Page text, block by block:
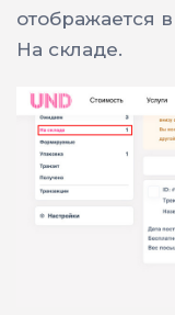
отображается
На складе.